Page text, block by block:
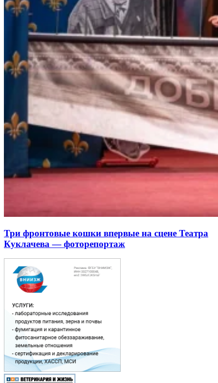
Три фронтовые кошки впервые на сцене Театра
Куклачева — фоторепортаж